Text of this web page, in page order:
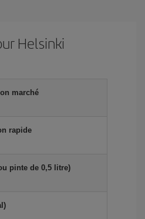
Helsinki
marché
rapide
pinte de 0,5 litre)